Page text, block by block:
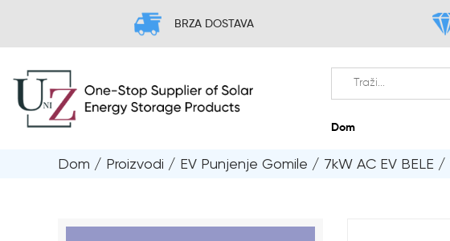
BRZA DOSTAVA
Dom
Dom / Proizvodi / EV Punjenje Gomile / 7kW AC EV BELE /